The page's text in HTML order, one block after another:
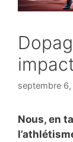
septembre
Nous, en